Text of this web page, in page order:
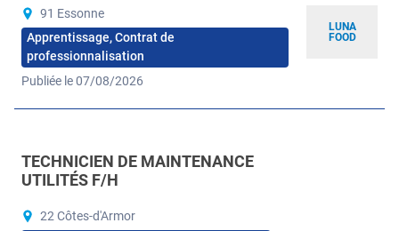
LUNA
FOOD
91 Essonne
Apprentissage, Contrat de
professionnalisation
Publiée le 07/08/2026
TECHNICIEN DE MAINTENANCE
UTILITÉS F/H
22 Côtes-d'Armor